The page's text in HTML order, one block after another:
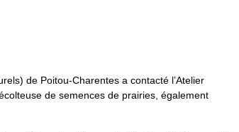
de Poitou-Charentes a contacté l’Atelier
de semences de prairies, également